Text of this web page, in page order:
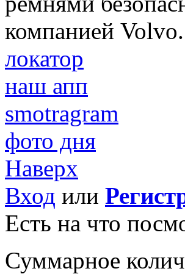
компанией Volvo.
локатор
наш апп
smotragram
фото дня
Наверх
Вход или
Есть на что
Суммарное